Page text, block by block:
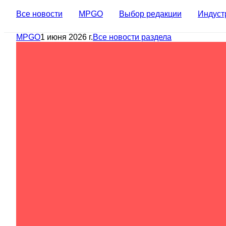
Все новости MPGO Выбор редакции
MPGO1 июня 2026 г.Все новости раздела